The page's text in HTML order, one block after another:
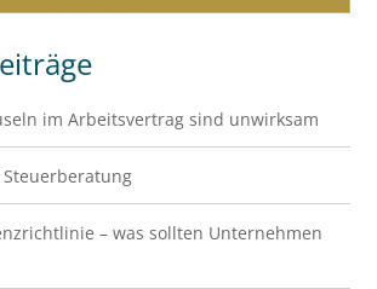
im Arbeitsvertrag sind unwirksam
– was sollten Unternehmen